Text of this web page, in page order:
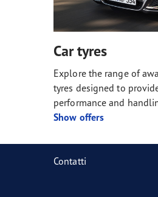
Car tyres
Explore the range of
tyres designed to
performance and
Show offers
Contatti